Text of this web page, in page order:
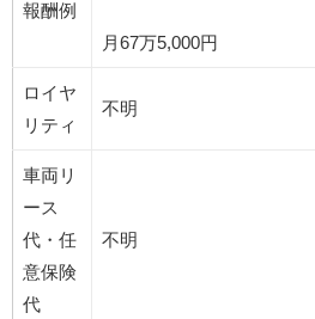
報酬例
月67万5,000円
ロイヤ
リティ
不明
車両リ
ース
代・任
意保険
代
不明